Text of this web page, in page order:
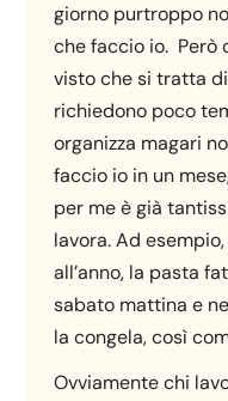
giorno purtroppo
che faccio io. Però
visto che si tratta
richiedono poco
organizza magari
faccio io in un
per me è già
lavora. Ad
all’anno, la pasta
sabato mattina e
la congela, così
Ovviamente chi